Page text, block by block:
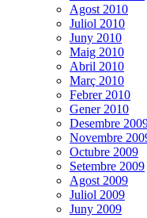
Agost 2010
Juliol 2010
Juny 2010
Maig 2010
Abril 2010
Març 2010
Febrer 2010
Gener 2010
Desembre
Novembre
Octubre 2009
Setembre 2009
Agost 2009
Juliol 2009
Juny 2009